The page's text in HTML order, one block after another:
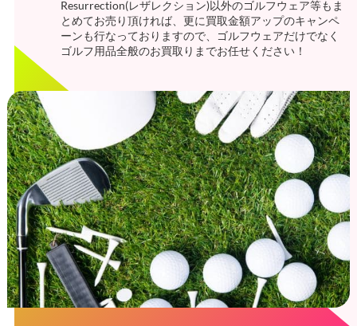
Resurrection(レザレクション)以外のゴルフウェア等もま
とめてお売り頂ければ、更に買取金額アップのキャンペ
ーンも行なっておりますので、ゴルフウェアだけでなく
ゴルフ用品全般のお買取りまでお任せください！